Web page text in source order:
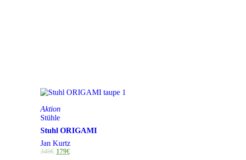
Aktion
Stühle
Stuhl ORIGAMI
Jan Kurtz
349€ 179€